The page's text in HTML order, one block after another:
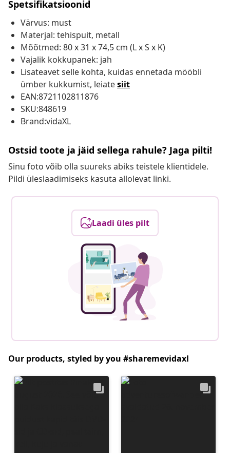
Spetsifikatsioonid
Värvus: must
Materjal: tehispuit, metall
Mõõtmed: 80 x 31 x 74,5 cm (L x S x K)
Vajalik kokkupanek: jah
Lisateavet selle kohta, kuidas ennetada mööbli
ümber kukkumist, leiatesiit
EAN:8721102811876
SKU:848619
Brand:vidaXL
Ostsid toote ja jäid sellega rahule? Jaga pilti!
Sinu foto võib olla suureks abiks teistele klientidele.
Pildi üleslaadimiseks kasuta allolevat linki.
Laadi üles pilt
Our products, styled by you #sharemevidaxl